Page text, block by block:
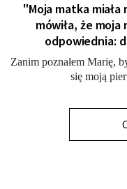
"Moja matka
mówiła, że
odpowiednia:
Zanim poznałem Marię,
się moją